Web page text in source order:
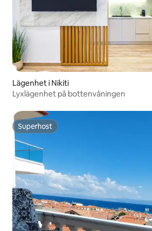
Lägenhet i Nikiti
Lyxlägenhet på bottenvåningen
Superhost
Superhost